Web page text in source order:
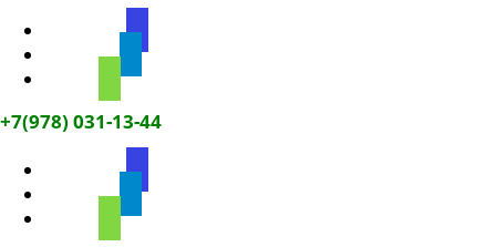
discourse
telegram
+7(978) 031-13-44
discourse
telegram